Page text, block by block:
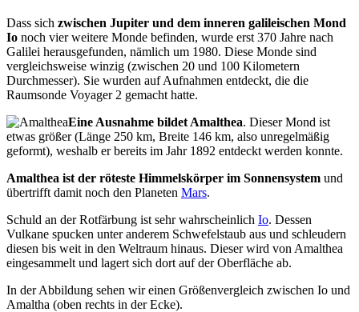
Dass sich zwischen Jupiter und dem inneren galileischen Mond
Io noch vier weitere Monde befinden, wurde erst 370 Jahre nach
Galilei herausgefunden, nämlich um 1980. Diese Monde sind
vergleichsweise winzig (zwischen 20 und 100 Kilometern
Durchmesser). Sie wurden auf Aufnahmen entdeckt, die die
Raumsonde Voyager 2 gemacht hatte.
Eine Ausnahme bildet Amalthea. Dieser Mond ist
etwas größer (Länge 250 km, Breite 146 km, also unregelmäßig
geformt), weshalb er bereits im Jahr 1892 entdeckt werden konnte.
Amalthea ist der röteste Himmelskörper im Sonnensystem und
übertrifft damit noch den Planeten Mars.
Schuld an der Rotfärbung ist sehr wahrscheinlich Io. Dessen
Vulkane spucken unter anderem Schwefelstaub aus und schleudern
diesen bis weit in den Weltraum hinaus. Dieser wird von Amalthea
eingesammelt und lagert sich dort auf der Oberfläche ab.
In der Abbildung sehen wir einen Größenvergleich zwischen Io und
Amaltha (oben rechts in der Ecke).